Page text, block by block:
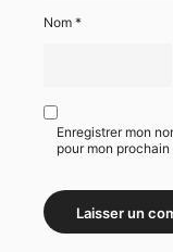
Nom *
Enregistrer mon
pour mon